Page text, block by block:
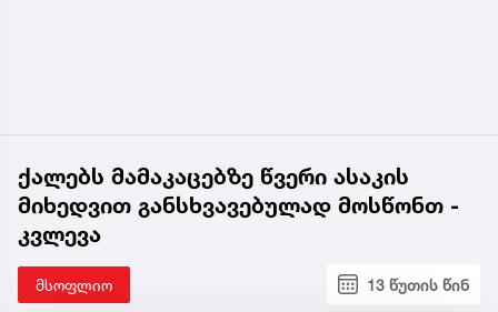
ქალებს მამაკაცებზე წვერი ასაკის
მიხედვით განსხვავებულად მოსწონთ -
კვლევა
მსოფლიო 13 წუთის წინ